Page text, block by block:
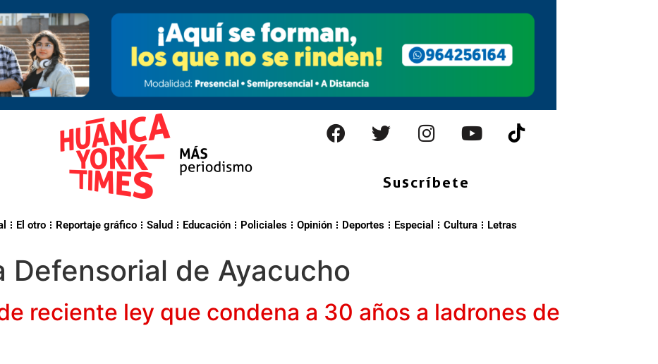
Suscríbete
El otro Reportaje gráfico Salud Educación Policiales Opinión Deportes Especial Cultura Letras
Defensorial de Ayacucho
reciente ley que condena a 30 años a ladrones de